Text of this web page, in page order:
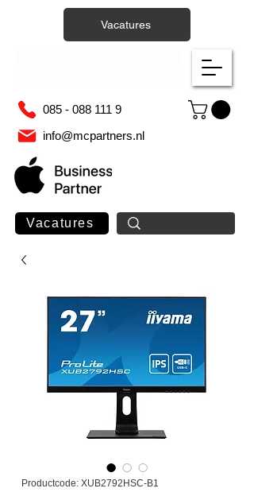
085 - 088 111 9
info@mcpartners.nl
Vacatures
Vacatures
Productcode: XUB2792HSC-B1